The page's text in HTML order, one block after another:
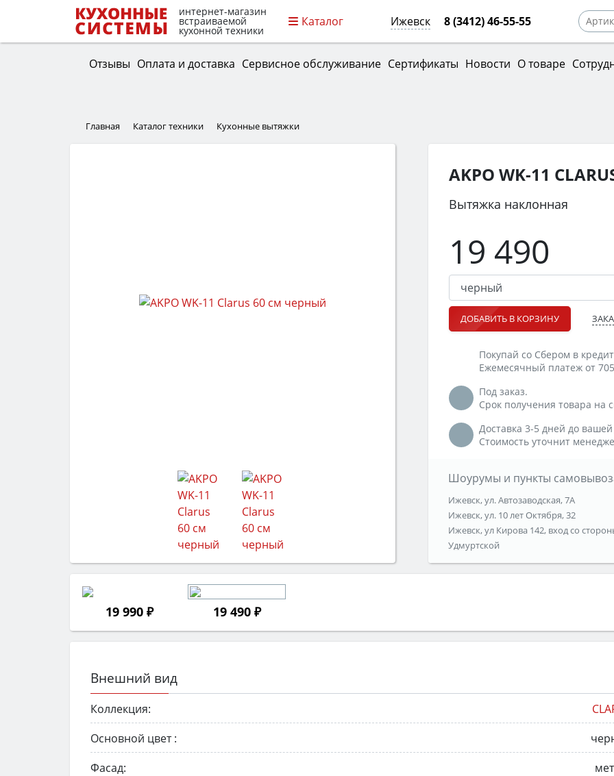
интернет-магазин
встраиваемой
кухонной техники
Каталог Ижевск 8 (3412) 46-55-55
Отзывы Оплата и доставка Сервисное обслуживание Сертификаты Новости О товаре
Главная Каталог техники Кухонные вытяжки
19 990 ₽ 19 490 ₽
AKPO WK-11
Вытяжка наклонная
19 490
ДОБАВИТЬ В КОРЗИНУ
Покупай со Сбером в
Ежемесячный платеж от
Под заказ.
Срок получения товара на
Доставка 3-5 дней до
Стоимость уточнит
Шоурумы и пункты
Ижевск, ул. Автозаводская, 7А
Ижевск, ул. 10 лет Октября, 32
Ижевск, ул Кирова 142, вход со
Удмуртской
Внешний вид
Коллекция:
Основной цвет :
Фасад: